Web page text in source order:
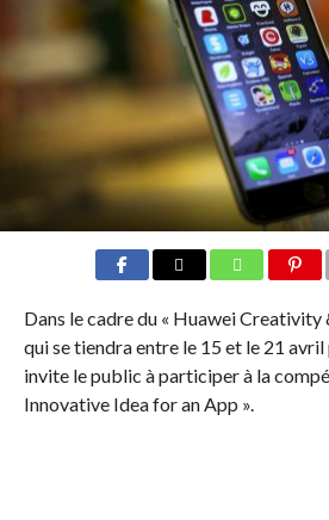
Dans le cadre du « Huawei Creativity
qui se tiendra entre le 15 et le 21
invite le public à participer à la
Innovative Idea for an App ».